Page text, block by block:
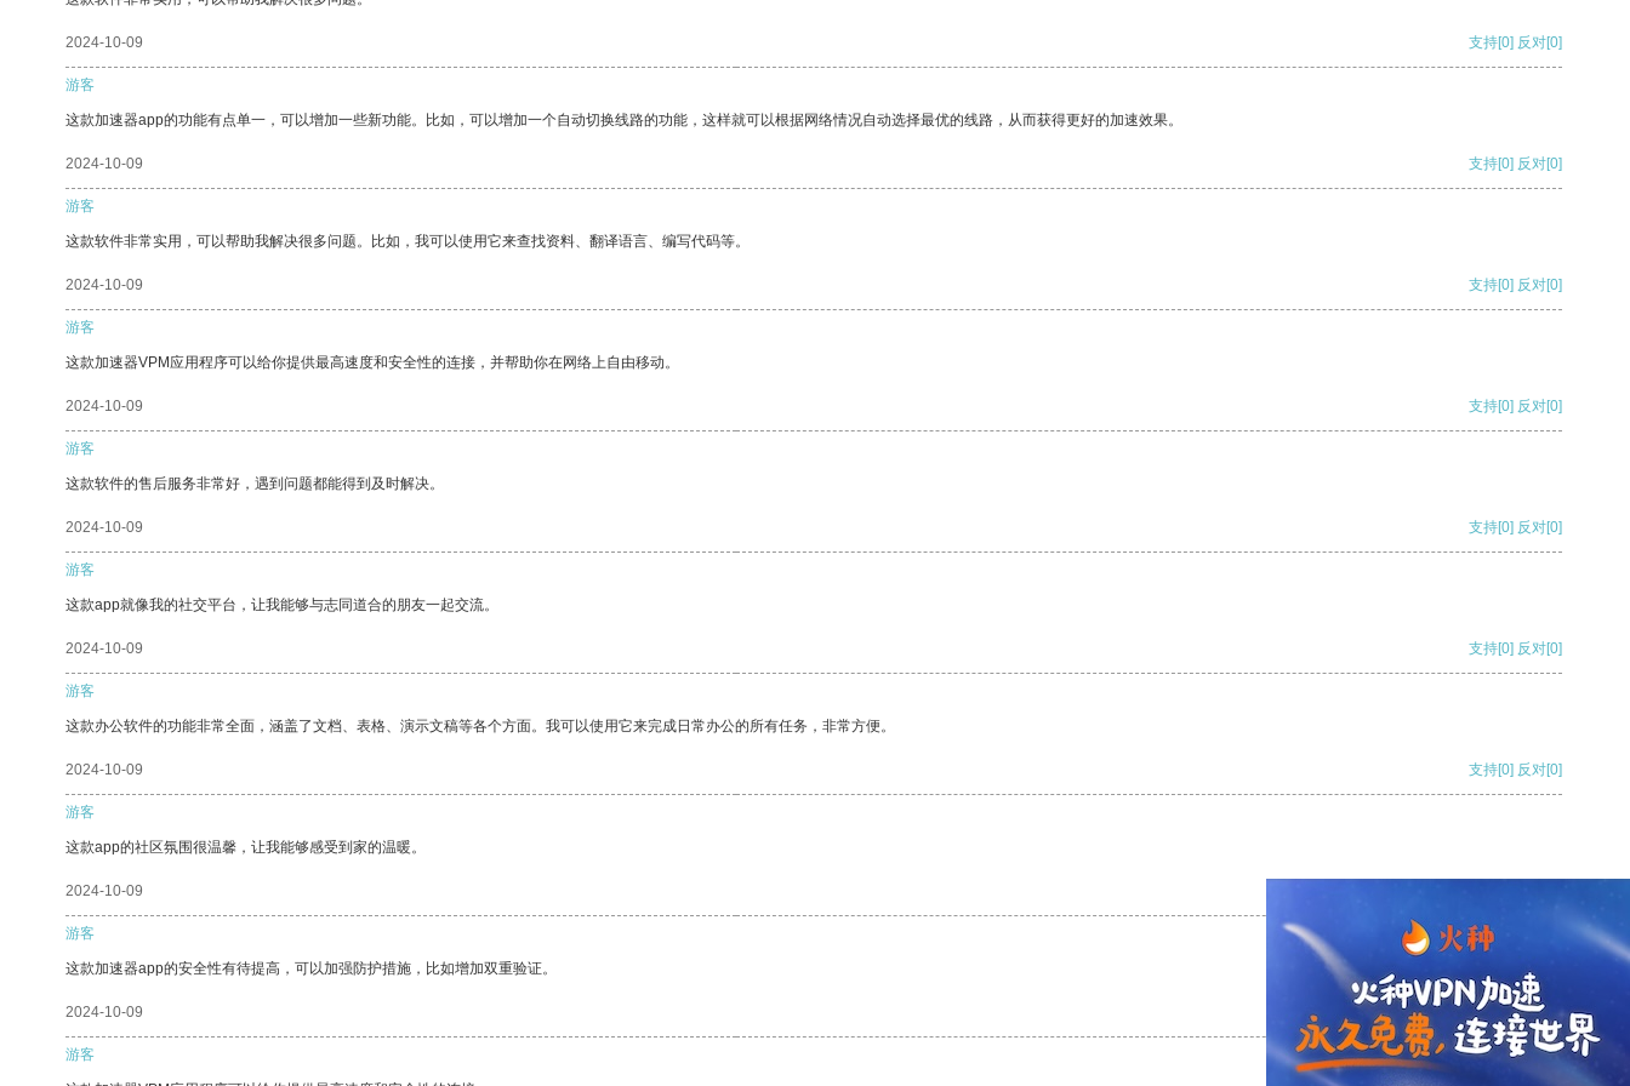
2024-10-09 支持[0] 反对[0]
游客
这款加速器app的功能有点单一，可以增加一些新功能。比如，可以增加一个自动切换线路的功能，这样就可以根据网络情况自动选择最优的线路，从而获得更好的加速效果。
2024-10-09 支持[0] 反对[0]
游客
这款软件非常实用，可以帮助我解决很多问题。比如，我可以使用它来查找资料、翻译语言、编写代码等。
2024-10-09 支持[0] 反对[0]
游客
这款加速器VPM应用程序可以给你提供最高速度和安全性的连接，并帮助你在网络上自由移动。
2024-10-09 支持[0] 反对[0]
游客
这款软件的售后服务非常好，遇到问题都能得到及时解决。
2024-10-09 支持[0] 反对[0]
游客
这款app就像我的社交平台，让我能够与志同道合的朋友一起交流。
2024-10-09 支持[0] 反对[0]
游客
这款办公软件的功能非常全面，涵盖了文档、表格、演示文稿等各个方面。我可以使用它来完成日常办公的所有任务，非常方便。
2024-10-09 支持[0] 反对[0]
游客
这款app的社区氛围很温馨，让我能够感受到家的温暖。
2024-10-09
游客
这款加速器app的安全性有待提高，可以加强防护措施，比如增加双重验证。
2024-10-09 支持 [0] 反对 [0]
游客